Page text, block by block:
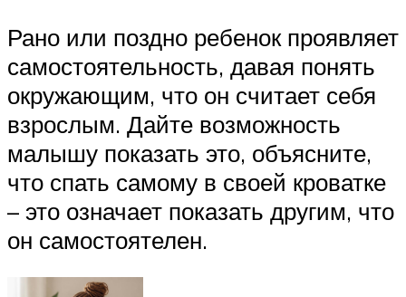
Рано или поздно ребенок проявляет
самостоятельность, давая понять
окружающим, что он считает себя
взрослым. Дайте возможность
малышу показать это, объясните,
что спать самому в своей кроватке
– это означает показать другим, что
он самостоятелен.